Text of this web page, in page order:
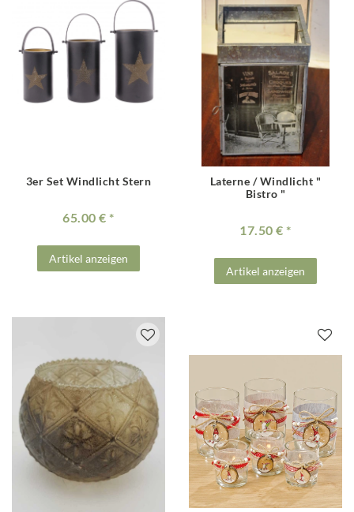
3er Set Windlicht Stern
65.00 €
Artikel anzeigen
Laterne / Windlicht "
Bistro "
17.50 €
Artikel anzeigen